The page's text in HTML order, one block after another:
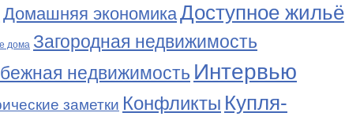
Домашняя экономикаДоступное жильё
дома Загородная недвижимость
недвижимость Интервью
заметки Конфликты Купля-